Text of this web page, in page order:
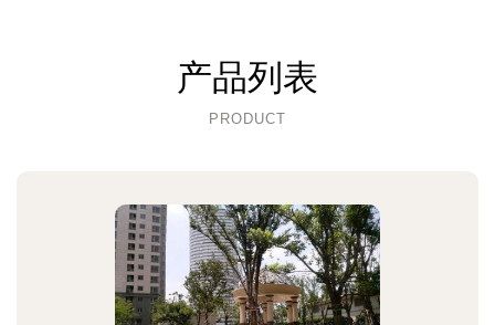
产品列表
PRODUCT